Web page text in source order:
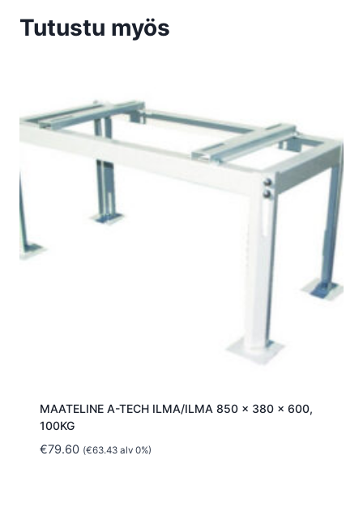
Tutustu myös
MAATELINE A-TECH ILMA/ILMA 850 x 380 x 600,
100KG
€79.60 (€63.43alv 0%)